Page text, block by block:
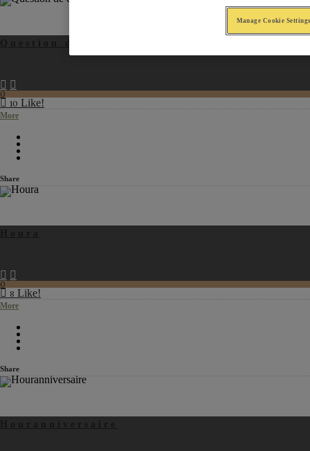
0
10 Like!
More
Share
0
8 Like!
More
Share
Manage Cookie